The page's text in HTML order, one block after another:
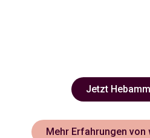
Jetzt
Mehr Erfahrungen von